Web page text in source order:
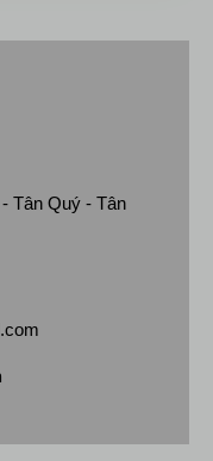
Tân Quý - Tân